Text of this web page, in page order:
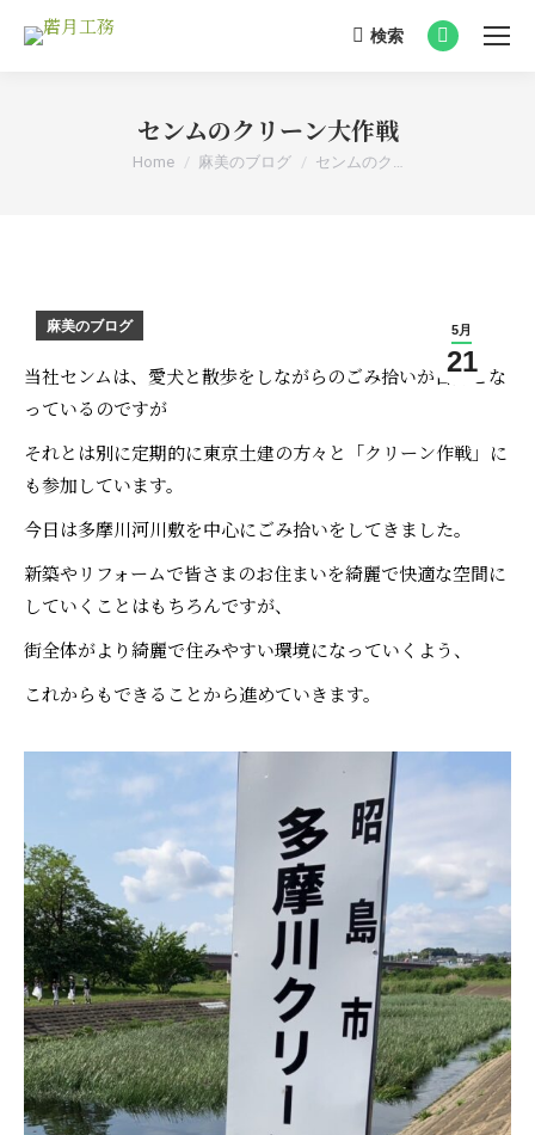
Search:
検索
Facebook
センムのクリーン大作戦
You are here:
Home 麻美のブログ センムのク…
5月
21
麻美のブログ
当社センムは、愛犬と散歩をしながらのごみ拾いが日課とな
っているのですが
それとは別に定期的に東京土建の方々と「クリーン作戦」に
も参加しています。
今日は多摩川河川敷を中心にごみ拾いをしてきました。
新築やリフォームで皆さまのお住まいを綺麗で快適な空間に
していくことはもちろんですが、
街全体がより綺麗で住みやすい環境になっていくよう、
これからもできることから進めていきます。